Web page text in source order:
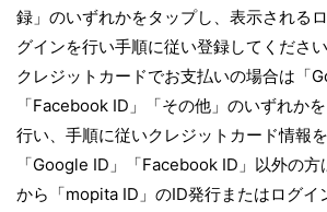
録」のいずれかをタップし、表示される
グインを行い手順に従い登録してください
クレジットカードでお支払いの場合は「
「Facebook ID」「その他」のいずれか
行い、手順に従いクレジットカード情報を
「Google ID」「Facebook ID」以外の
から「mopita ID」のID発行またはログイ